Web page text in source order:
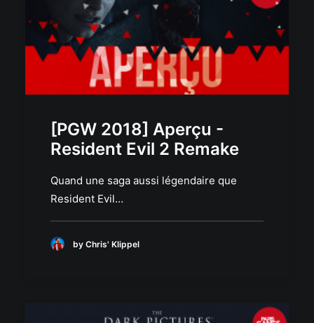
[PGW 2018] Aperçu -
Resident Evil 2 Remake
Quand une saga aussi légendaire que
Resident Evil…
by Chris' Klippel